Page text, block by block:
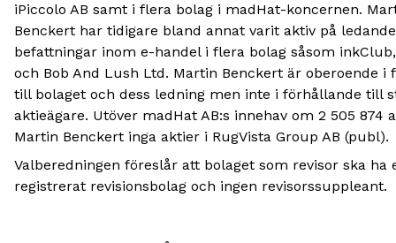
iPiccolo AB samt i flera bolag i madHat-koncernen.
Benckert har tidigare bland annat varit aktiv på ledande
befattningar inom e-handel i flera bolag såsom inkClub,
och Bob And Lush Ltd. Martin Benckert är oberoende i
till bolaget och dess ledning men inte i förhållande till
aktieägare. Utöver madHat AB:s innehav om 2 505 874
Martin Benckert inga aktier i RugVista Group AB (publ).
Valberedningen föreslår att bolaget som revisor ska ha
registrerat revisionsbolag och ingen revisorssuppleant.